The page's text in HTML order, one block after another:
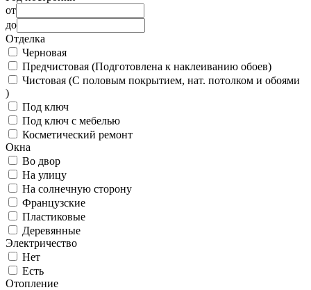
от
до
Отделка
Черновая
Предчистовая (Подготовлена к наклеиванию обоев)
Чистовая (С половым покрытием, нат. потолком и обоями
)
Под ключ
Под ключ с мебелью
Косметический ремонт
Окна
Во двор
На улицу
На солнечную сторону
Французские
Пластиковые
Деревянные
Электричество
Нет
Есть
Отопление